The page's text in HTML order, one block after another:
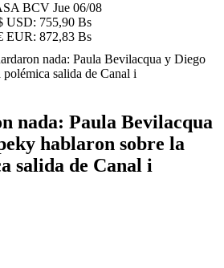
BCV Jue 06/08
USD: 755,90 Bs
EUR: 872,83 Bs
nada: Paula Bevilacqua y Diego
salida de Canal i
nada: Paula Bevilacqua
hablaron sobre la
salida de Canal i